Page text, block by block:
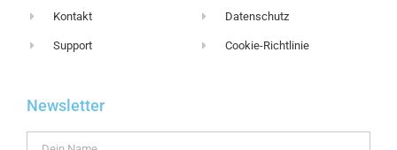
Kontakt
Support
Datenschutz
Cookie-Richtlinie
Newsletter